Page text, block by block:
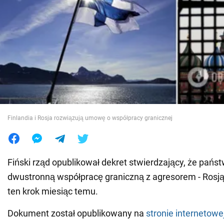
Społeczeństwo
Wojna na Ukrainie
Świat
Jedzenie
Finlandia i Rosja rozwiązują umowę o współpracy granicznej
Fiński rząd opublikował dekret stwierdzający, że
dwustronną współpracę graniczną z agresorem -
ten krok miesiąc temu.
Dokument został opublikowany na stronie